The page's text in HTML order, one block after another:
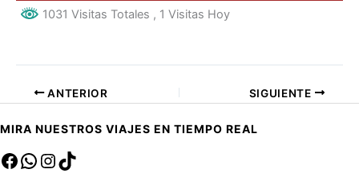
1031 Visitas Totales , 1 Visitas Hoy
ANTERIOR SIGUIENTE
MIRA NUESTROS VIAJES EN TIEMPO REAL
Facebook
saInstagram
TikTok